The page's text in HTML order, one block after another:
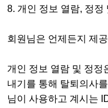
8. 개인 정보 열람, 정
회원님은 언제든지 제
개인 정보 열람 및 정정
내기를 통해 탈퇴의사
님이 사용하고 계시는